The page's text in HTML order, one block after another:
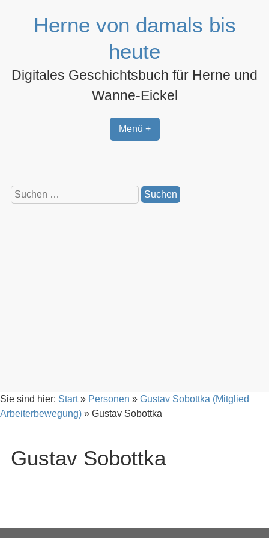
springenHerne von damals bis
heute
Digitales Geschichtsbuch für Herne und
Wanne-Eickel
Menü +
Suchen
nach:
Sie sind hier: Start» Personen » Gustav Sobottka (Mitglied
Arbeiterbewegung) » Gustav Sobottka
Gustav Sobottka